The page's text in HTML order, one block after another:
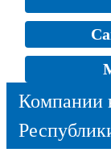
Компании